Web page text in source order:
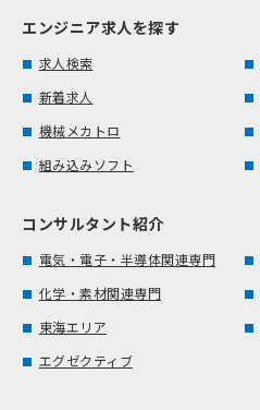
エンジニア求人を探す
求人検索
新着求人
機械メカトロ
組み込みソフト
コンサルタント紹介
電気・電子・半導体関連専門
化学・素材関連専門
東海エリア
エグゼクティブ